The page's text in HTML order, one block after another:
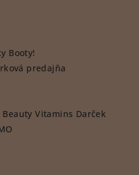
Booty!
predajňa
Vitamins Darček